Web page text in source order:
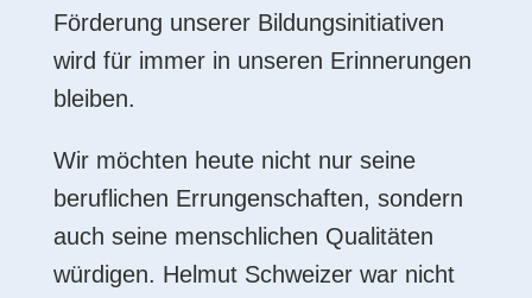
Förderung unserer Bildungsinitiativen
wird für immer in unseren Erinnerungen
bleiben.
Wir möchten heute nicht nur seine
beruflichen Errungenschaften, sondern
auch seine menschlichen Qualitäten
würdigen. Helmut Schweizer war nicht